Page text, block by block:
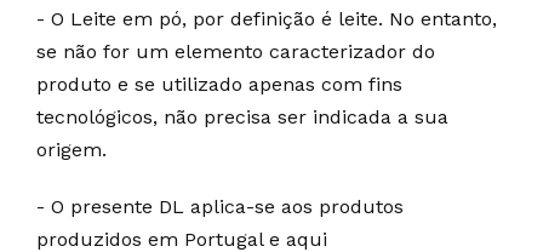
- O Leite em pó, por definição é leite. No entanto,
se não for um elemento caracterizador do
produto e se utilizado apenas com fins
tecnológicos, não precisa ser indicada a sua
origem.
- O presente DL aplica-se aos produtos
produzidos em Portugal e aqui